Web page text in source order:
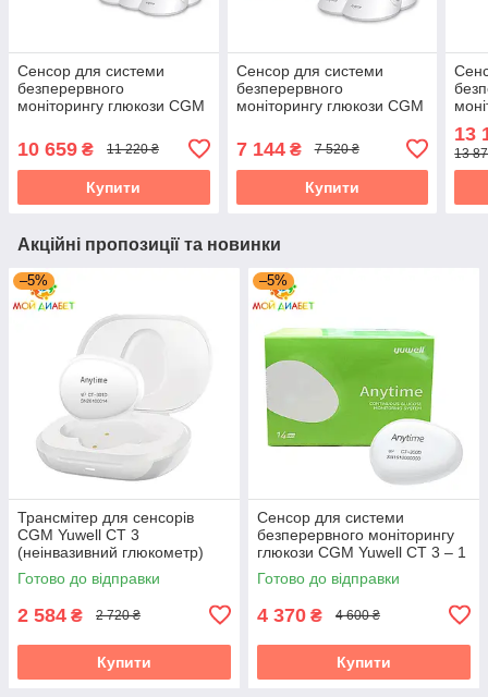
Сенсор для системи
безперервного
моніторингу глюкози CGM
10 659 ₴ 11 220 ₴
Купити
Сенсор для системи
безперервного
моніторингу глюкози CGM
7 144₴ 7 520 ₴
Купити
1
13
13
Акційні пропозиції та новинки
–5%
Трансмітер для сенсорів
CGM Yuwell CT 3
(неінвазивний глюкометр)
Готово до відправки
2 584 ₴ 2 720 ₴
Купити
–5%
Сенсор для системи
безперервного моніторингу
глюкози CGM Yuwell CT 3 – 1
сенсор + 1 трансмітер
Готово до відправки
4 370 ₴ 4 600 ₴
Купити